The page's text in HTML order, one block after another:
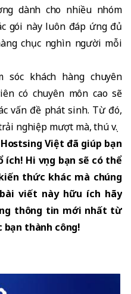
dành cho nhiều nhóm
gói này luôn đáp ứng đủ
chục nghìn người mỗi
sóc khách hàng chuyên
có chuyên môn cao sẽ
vấn đề phát sinh. Từ đó,
nghiệp mượt mà, thú vị.
Việt đã giúp bạn
Hi vọng bạn sẽ có thể
thức khác mà chúng
viết này hữu ích hãy
thông tin mới nhất từ
bạn thành công!